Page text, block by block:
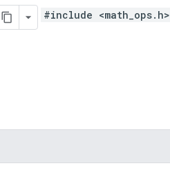
#include <math_ops.h>